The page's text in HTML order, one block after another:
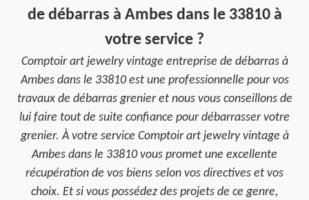
de débarras à Ambes dans le 33810 à
votre service ?
Comptoir art jewelry vintage entreprise de débarras à
Ambes dans le 33810 est une professionnelle pour vos
travaux de débarras grenier et nous vous conseillons de
lui faire tout de suite confiance pour débarrasser votre
grenier. À votre service Comptoir art jewelry vintage à
Ambes dans le 33810 vous promet une excellente
récupération de vos biens selon vos directives et vos
choix. Et si vous possédez des projets de ce genre,